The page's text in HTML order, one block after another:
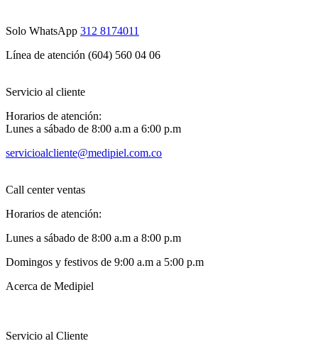
Solo WhatsApp 312 8174011
Línea de atención (604) 560 04 06
Servicio al cliente
Horarios de atención:
Lunes a sábado de 8:00 a.m a 6:00 p.m
servicioalcliente@medipiel.com.co
Call center ventas
Horarios de atención:
Lunes a sábado de 8:00 a.m a 8:00 p.m
Domingos y festivos de 9:00 a.m a 5:00 p.m
Acerca de Medipiel
Servicio al Cliente